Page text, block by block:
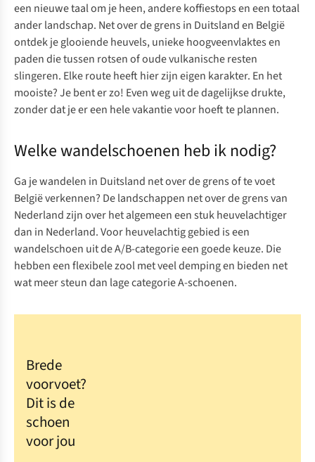
een nieuwe taal om je heen, andere koffiestops en een totaal
ander landschap. Net over de grens in Duitsland en België
ontdek je glooiende heuvels, unieke hoogveenvlaktes en
paden die tussen rotsen of oude vulkanische resten
slingeren. Elke route heeft hier zijn eigen karakter. En het
mooiste? Je bent er zo! Even weg uit de dagelijkse drukte,
zonder dat je er een hele vakantie voor hoeft te plannen.
Welke wandelschoenen heb ik nodig?
Ga je wandelen in Duitsland net over de grens of te voet
België verkennen? De landschappen net over de grens van
Nederland zijn over het algemeen een stuk heuvelachtiger
dan in Nederland. Voor heuvelachtig gebied iseen
wandelschoen uit de A/B-categorieeen goede keuze. Die
hebben een flexibele zool met veel demping en bieden net
wat meer steun dan lage categorie A-schoenen.
Brede
voorvoet?
Dit is de
schoen
voor jou